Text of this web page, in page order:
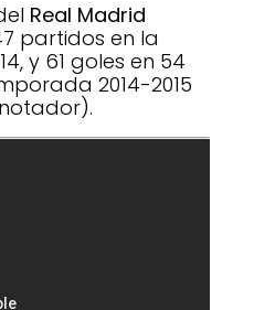
Real Madrid
partidos en la
y 61 goles en 54
2014-2015